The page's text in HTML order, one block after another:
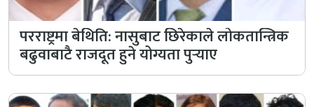
परराष्ट्रमा बेथिति: नासुबाट छिरेकाले लोकतान्त्रिक
बढुवाबाटै राजदूत हुने योग्यता पुऱ्याए